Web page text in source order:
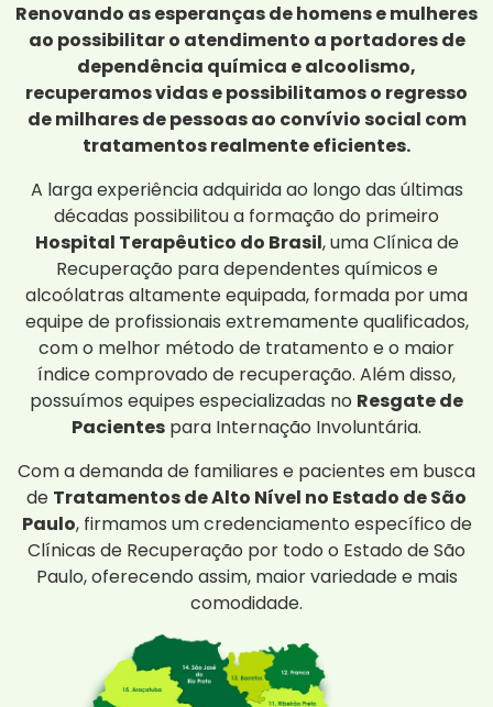
Renovando as esperanças de homens e mulheres
ao possibilitar o atendimento a portadores de
dependência química e alcoolismo,
recuperamos vidas e possibilitamos o regresso
de milhares de pessoas ao convívio social com
tratamentos realmente eficientes.
A larga experiência adquirida ao longo das últimas
décadas possibilitou a formação do primeiro
Hospital Terapêutico do Brasil, uma Clínica de
Recuperação para dependentes químicos e
alcoólatras altamente equipada, formada por uma
equipe de profissionais extremamente qualificados,
com o melhor método de tratamento e o maior
índice comprovado de recuperação. Além disso,
possuímos equipes especializadas no Resgate de
Pacientes para Internação Involuntária.
Com a demanda de familiares e pacientes em busca
de Tratamentos de Alto Nível no Estado de São
Paulo, firmamos um credenciamento específico de
Clínicas de Recuperação por todo o Estado de São
Paulo, oferecendo assim, maior variedade e mais
comodidade.